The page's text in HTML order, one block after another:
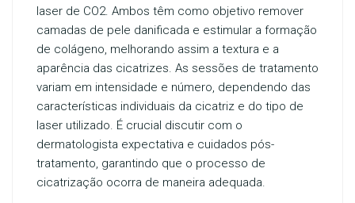
laser de CO2. Ambos têm como objetivo remover
camadas de pele danificada e estimular a formação
de colágeno, melhorando assim a textura e a
aparência das cicatrizes. As sessões de tratamento
variam em intensidade e número, dependendo das
características individuais da cicatriz e do tipo de
laser utilizado. É crucial discutir com o
dermatologista expectativa e cuidados pós-
tratamento, garantindo que o processo de
cicatrização ocorra de maneira adequada.